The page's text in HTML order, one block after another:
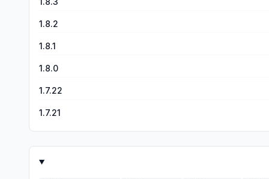
1.8.2
1.8.1
1.8.0
1.7.22
1.7.21